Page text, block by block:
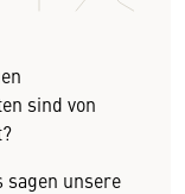
sind von
sagen unsere